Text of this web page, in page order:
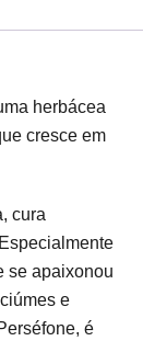
herbácea
cresce em
cura
se apaixonou
e
é